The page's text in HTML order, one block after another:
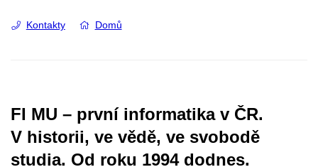
Kontakty Domů
FI MU – první informatika v ČR.
V historii, ve vědě, ve svobodě
studia. Od roku 1994 dodnes.